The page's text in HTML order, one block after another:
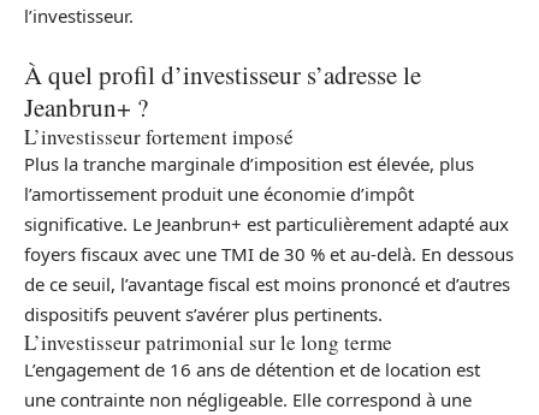
l’investisseur.
À quel profil d’investisseur s’adresse le
Jeanbrun+ ?
L’investisseur fortement imposé
Plus la tranche marginale d’imposition est élevée, plus
l’amortissement produit une économie d’impôt
significative. Le Jeanbrun+ est particulièrement adapté aux
foyers fiscaux avec une TMI de 30 % et au-delà. En dessous
de ce seuil, l’avantage fiscal est moins prononcé et d’autres
dispositifs peuvent s’avérer plus pertinents.
L’investisseur patrimonial sur le long terme
L’engagement de 16 ans de détention et de location est
une contrainte non négligeable. Elle correspond à une